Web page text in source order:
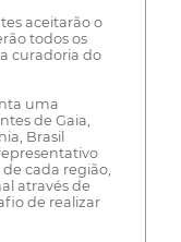
aceitarão o
todos os
curadoria do
uma
de Gaia,
Brasil
cada região,
através de
de realizar